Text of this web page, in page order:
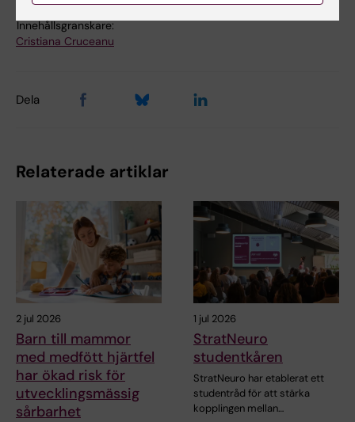
Julia Spector
Innehållsgranskare:
Cristiana Cruceanu
Dela
Relaterade artiklar
2 jul 2026
Barn till mammor
med medfött hjärtfel
har ökad risk för
utvecklingsmässig
sårbarhet
1 jul 2026
StratNeuro
studentkåren
StratNeuro har etablerat ett
studentråd för att stärka
kopplingen mellan…